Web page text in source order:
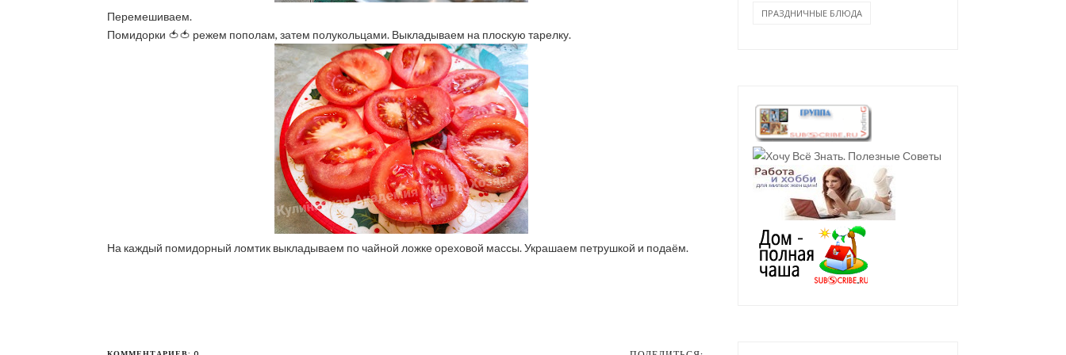
Перемешиваем.
Помидорки 🍅🍅 режем пополам, затем полукольцами. Выкладываем на плоскую тарелку.
На каждый помидорный ломтик выкладываем по чайной ложке ореховой массы. Украшаем петрушкой и подаём.
ПРАЗДНИЧНЫЕ БЛЮДА